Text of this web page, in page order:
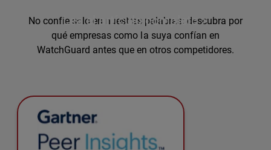
Lea el artículo completo >
No confíe solo en nuestras palabras: descubra por
qué empresas como la suya confían en
WatchGuard antes que en otros competidores.